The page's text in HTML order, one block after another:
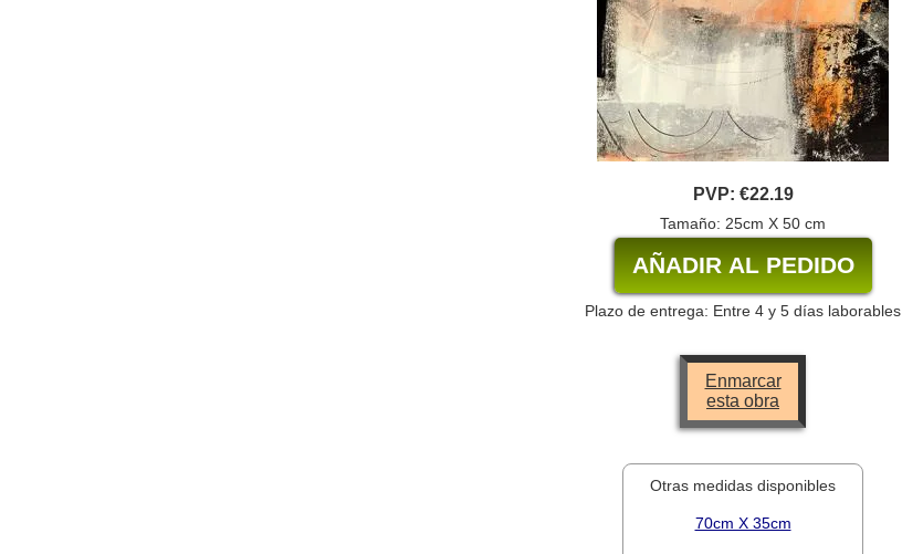
PVP: €22.19
Tamaño: 25cm X 50 cm
Plazo de entrega: Entre 4 y 5 días laborables
Enmarcar
esta obra
Otras medidas disponibles
70cm X 35cm